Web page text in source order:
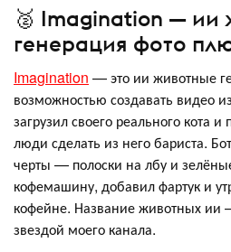
🥈 Imagination — ии
генерация фото
Imagination — это ии животные
возможностью создавать видео
загрузил своего реального кота
люди сделать из него бариста.
черты — полоски на лбу и
кофемашину, добавил фартук и
кофейне. Название животных ии
звездой моего канала.